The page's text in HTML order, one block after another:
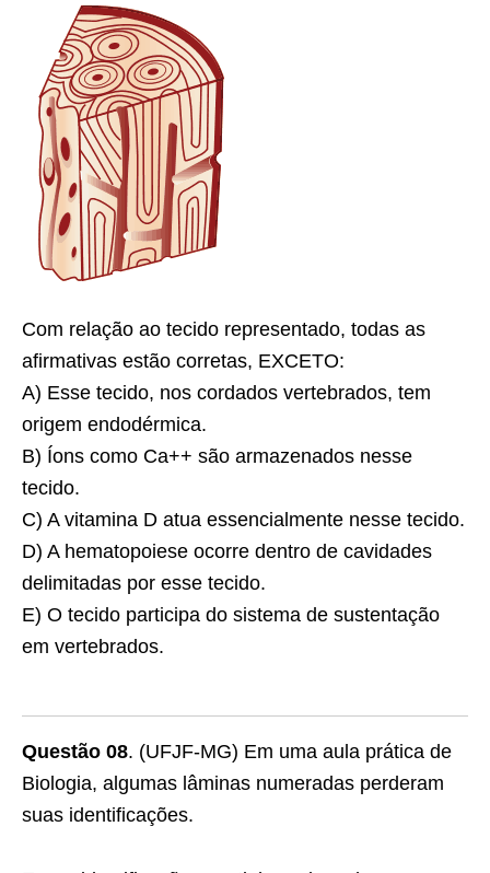
Com relação ao tecido representado, todas as
afirmativas estão corretas, EXCETO:
A) Esse tecido, nos cordados vertebrados, tem
origem endodérmica.
B) Íons como Ca++ são armazenados nesse
tecido.
C) A vitamina D atua essencialmente nesse tecido.
D) A hematopoiese ocorre dentro de cavidades
delimitadas por esse tecido.
E) O tecido participa do sistema de sustentação
em vertebrados.
Questão 08. (UFJF-MG) Em uma aula prática de
Biologia, algumas lâminas numeradas perderam
suas identificações.